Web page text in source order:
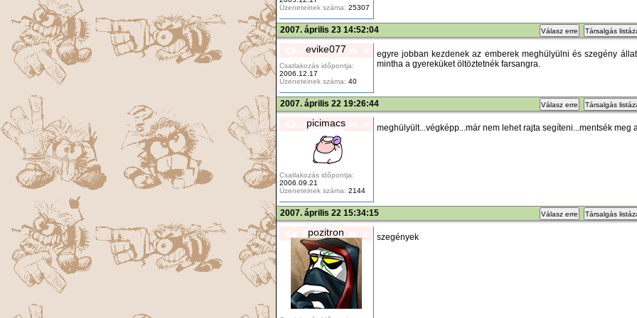
Üzeneteinek száma: 25307
2007. április 23 14:52:04 Válasz erre Társalgás
evike077
Csatlakozás időpontja:
2006.12.17
Üzeneteinek száma: 40
egyre jobban kezdenek az emberek meghülyülni és szegény
mintha a gyereküket öltöztetnék farsangra.
2007. április 22 19:26:44 Válasz erre Társalgás
picimacs
Csatlakozás időpontja:
2006.09.21
Üzeneteinek száma: 2144
meghülyült...végképp...már nem lehet rajta segíteni...mentsék meg
2007. április 22 15:34:15 Válasz erre Társalgás
pozitron szegények